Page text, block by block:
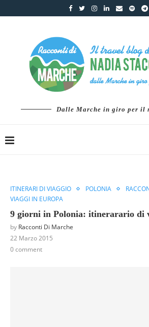
Dalle Marche in giro per il
ITINERARI DI VIAGGIO POLONIA
VIAGGI IN EUROPA
9 giorni in Polonia: itinerarario di
by Racconti Di Marche
22 Marzo 2015
0 comment